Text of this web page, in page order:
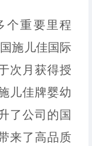
个重要里程
施儿佳国际
次月获得授
儿佳牌婴幼
了公司的国
来了高品质